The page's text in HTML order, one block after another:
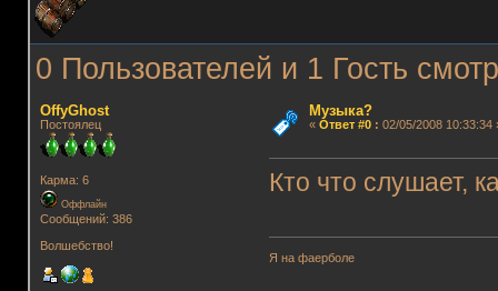
0 Пользователей и 1 Гость
OffyGhost
Постоялец
Карма: 6
Оффлайн
Сообщений: 386
Волшебство!
Музыка?
« Ответ #0: 02/05/2008 10:33:34
Кто что слушает,
Я на фаерболе